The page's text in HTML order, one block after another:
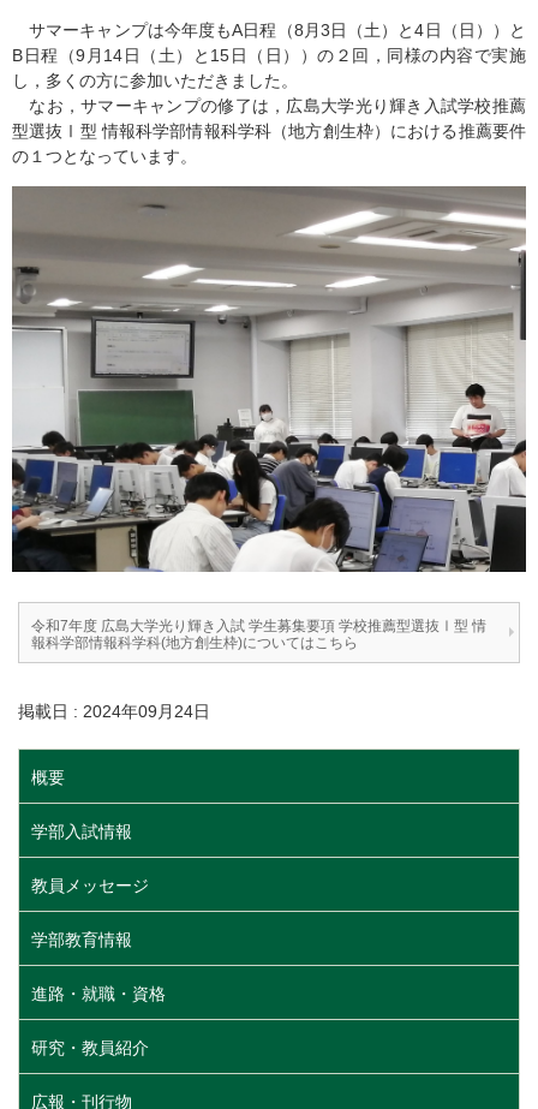
サマーキャンプは今年度もA日程（8月3日（土）と4日（日））と
B日程（9月14日（土）と15日（日））の２回，同様の内容で実施
し，多くの方に参加いただきました。
なお，サマーキャンプの修了は，広島大学光り輝き入試学校推薦
型選抜Ⅰ型 情報科学部情報科学科（地方創生枠）における推薦要件
の１つとなっています。
令和7年度 広島大学光り輝き入試 学生募集要項 学校推薦型選抜Ⅰ型 情
報科学部情報科学科(地方創生枠)についてはこちら
掲載日 : 2024年09月24日
概要
学部入試情報
教員メッセージ
学部教育情報
進路・就職・資格
研究・教員紹介
広報・刊行物